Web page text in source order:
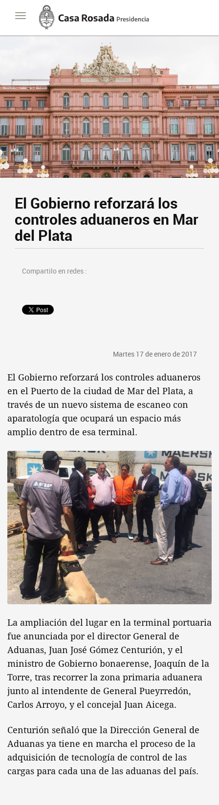
Toggle
navigation
Casa
Rosada
Presidencia
de
El Gobierno reforzará los
controles aduaneros en Mar
del Plata
Compartilo en redes :
Martes 17 de enero de 2017
El Gobierno reforzará los controles aduaneros
en el Puerto de la ciudad de Mar del Plata, a
través de un nuevo sistema de escaneo con
aparatología que ocupará un espacio más
amplio dentro de esa terminal.
La ampliación del lugar en la terminal portuaria
fue anunciada por el director General de
Aduanas, Juan José Gómez Centurión, y el
ministro de Gobierno bonaerense, Joaquín de la
Torre, tras recorrer la zona primaria aduanera
junto al intendente de General Pueyrredón,
Carlos Arroyo, y el concejal Juan Aicega.
Centurión señaló que la Dirección General de
Aduanas ya tiene en marcha el proceso de la
adquisición de tecnología de control de las
cargas para cada una de las aduanas del país.